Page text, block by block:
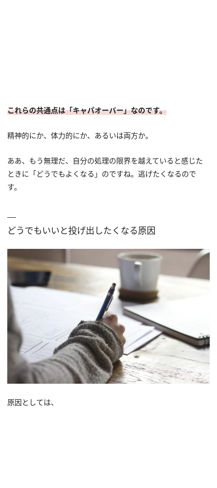
これらの共通点は「キャパオーバー」なのです。
精神的にか、体力的にか、あるいは両方か。
ああ、もう無理だ、自分の処理の限界を越えていると感じた
ときに「どうでもよくなる」のですね。逃げたくなるので
す。
どうでもいいと投げ出したくなる原因
原因としては、